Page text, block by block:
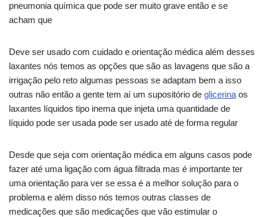
pneumonia química que pode ser muito grave então e se
acham que
Deve ser usado com cuidado e orientação médica além desses
laxantes nós temos as opções que são as lavagens que são a
irrigação pelo reto algumas pessoas se adaptam bem a isso
outras não então a gente tem aí um supositório de glicerina os
laxantes líquidos tipo inema que injeta uma quantidade de
líquido pode ser usada pode ser usado até de forma regular
Desde que seja com orientação médica em alguns casos pode
fazer até uma ligação com água filtrada mas é importante ter
uma orientação para ver se essa é a melhor solução para o
problema e além disso nós temos outras classes de
medicações que são medicações que vão estimular o